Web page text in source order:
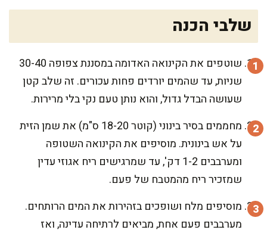
שלבי הכנה
שוטפים את הקינואה האדומה במסננת צפופה 30-40
שניות, עד שהמים יורדים פחות עכורים. זה שלב קטן
שעושה הבדל גדול, והוא נותן טעם נקי בלי מרירות.
מחממים בסיר בינוני (קוטר 18-20 ס"מ) את שמן הזית
על אש בינונית. מוסיפים את הקינואה השטופה
ומערבבים 1-2 דק', עד שמרגישים ריח אגוזי עדין
שמזכיר ריח מהמטבח של פעם.
מוסיפים מלח ושופכים בזהירות את המים הרותחים.
מערבבים פעם אחת, מביאים לרתיחה עדינה, ואז